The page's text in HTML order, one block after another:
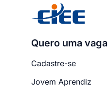
Quero uma vaga
Cadastre-se
Jovem Aprendiz